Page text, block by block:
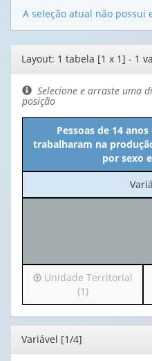
A seleção atual não possui
Editor
de
layout
Layout: 1 tabela [1 x 1] - 1
Selecione e arraste uma
posição
Pessoas de 14
trabalharam na
por sexo
No
Irá
o
cabeçalho
(possui
apenas
Unidade Territorial
(1)
Editor
Variável [1/4]